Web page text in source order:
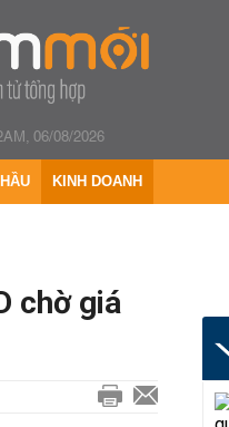
06/08/2026
KINH DOANH
chờ giá